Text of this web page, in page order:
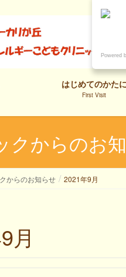
はじめてのかたに
First Visit
クからのお
からのお知らせ 2021年9月
月
Powered